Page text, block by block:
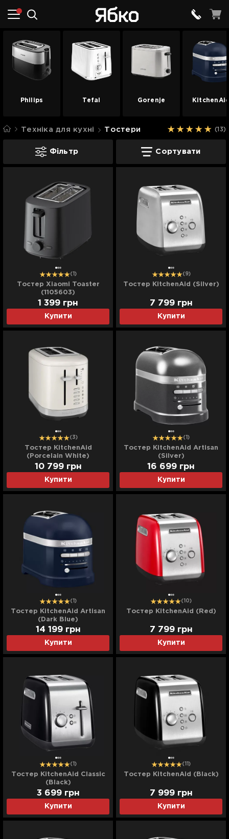
Philips Tefal Gorenje
Техніка для кухні Тостери (13)
ТостериФільтр Сортувати
(1)
Тостер Xiaomi Toaster
(1105603)
Купити
1 399 грн
(9)
Тостер KitchenAid (Silver)
Купити
7 799 грн
(3)
Тостер KitchenAid
(Porcelain White)
Купити
10 799 грн
(1)
Тостер KitchenAid Artisan
(Silver)
Купити
16 699 грн
(1)
Тостер KitchenAid Artisan
(Dark Blue)
Купити
14 199 грн
(10)
Тостер KitchenAid (Red)
Купити
7 799 грн
(1)
Тостер KitchenAid Classic
(Black)
Купити
3 699 грн
(11)
Тостер KitchenAid (Black)
Купити
7 999 грн